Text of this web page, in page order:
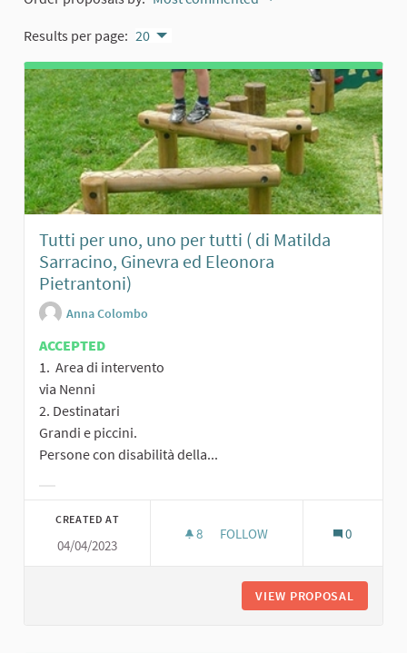
Results per page: 20
Tutti per uno, uno per tutti ( di Matilda
Sarracino, Ginevra ed Eleonora
Pietrantoni)
Anna Colombo
ACCEPTED
1. Area di intervento
via Nenni
2. Destinatari
Grandi e piccini.
Persone con disabilità della...
CREATED AT
04/04/2023
8 8 FOLLOWERS
FOLLOW 0
VIEW PROPOSAL